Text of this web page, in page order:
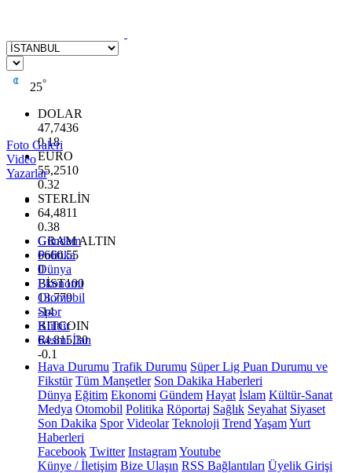
25°
DOLAR
47,7436
0.18
EURO
55,2510
0.32
STERLİN
64,4811
0.38
GRAM ALTIN
6660.55
0
BİST100
13.779
-14
BITCOIN
64.815,30
-0.1
Foto Galeri
Video
Yazarlar
Gündem
Politika
Dünya
Ekonomi
Otomobil
Spor
Kültür
Resmi İlan
Hava Durumu Trafik Durumu Süper Lig Puan Durumu ve
Fikstür Tüm Manşetler Son Dakika Haberleri
Dünya Eğitim Ekonomi Gündem Hayat İslam Kültür-Sanat
Medya Otomobil Politika Röportaj Sağlık Seyahat Siyaset
Son Dakika Spor Videolar Teknoloji Trend YaşamYurt
Haberleri
Facebook Twitter InstagramYoutube
Künye / İletişim Bize Ulaşın RSS Bağlantıları Üyelik Girişi